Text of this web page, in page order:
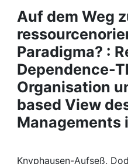
Projects
People
Institutions
Awards
My FIS
Auf dem Weg
Paradigma? :
Dependence-
Organisation
based View
Managements
Knyphausen-Aufseß,